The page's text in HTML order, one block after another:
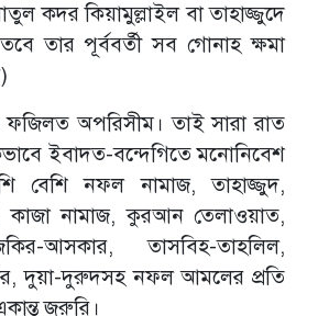
কদর কিয়ামুল্লাইল বা তাহাজ্জুদে
তার পূর্ববর্তী সব গোনাহ ক্ষমা
অপরিসীম। তাই সারা রাত
ইবাদত-বন্দেগিতে মনোনিবেশ
বেশি নফল নামাজ, তাহাজ্জুদ,
কাজা নামাজ, কুরআন তেলাওয়াত,
আসকার, তাসবিহ-তাহলিল,
দুয়া-দুরুদসহ নফল আমলের প্রতি
জরুরি।